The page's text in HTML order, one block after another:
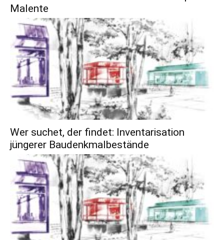
Malente
Wer suchet, der findet: Inventarisation
jüngerer Baudenkmalbestände